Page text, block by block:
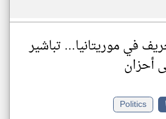
في موريتانيا... تباشير
أحزان
Politics